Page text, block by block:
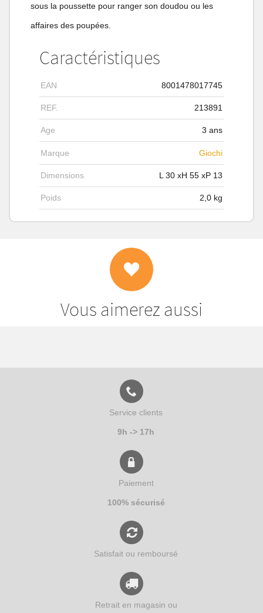
sous la poussette pour ranger son doudou ou les
affaires des poupées.
Caractéristiques
EAN 8001478017745
REF. 213891
Age 3 ans
Marque Giochi
Dimensions L 30xH 55xP 13
Poids 2,0kg
Vous aimerez aussi
Service clients
9h -> 17h
Paiement
100% sécurisé
Satisfait ou remboursé
Retrait en magasin ou